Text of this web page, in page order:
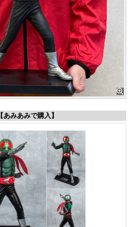
【あみあみで購入】